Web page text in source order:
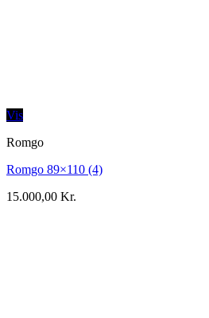
Vis
Romgo
Romgo 89×110 (4)
15.000,00 Kr.